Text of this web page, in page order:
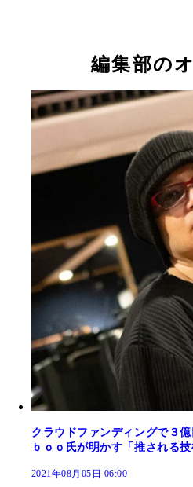
編集部の
クラウドファンディングで３
ｂｏｏ氏が明かす「推される技
2021年08月05日 06:00